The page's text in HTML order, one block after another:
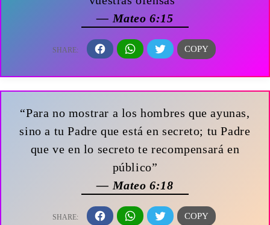
— Mateo 6:15
“Para no mostrar a los hombres que ayunas,
sino a tu Padre que está en secreto; tu Padre
que ve en lo secreto te recompensará en
público”
— Mateo 6:18